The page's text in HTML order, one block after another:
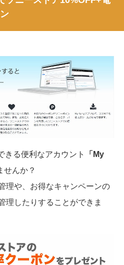
きる便利なアカウント
「My
せんか？
理や、お得なキャンペーンの
理したりすることができま